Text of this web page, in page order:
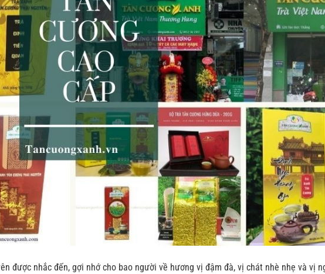
được nhắc đến, gợi nhớ cho bao người về hương vị đậm đà, vị chát nhè nhẹ và vị